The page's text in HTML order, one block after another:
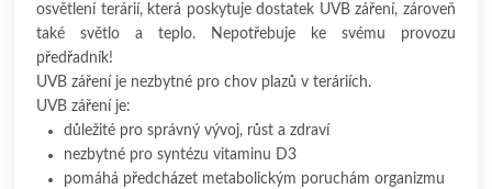
osvětlení terárií, která poskytuje dostatek UVB záření, zároveň
také světlo a teplo. Nepotřebuje ke svému provozu
předřadník!
UVB záření je nezbytné pro chov plazů v teráriích.
UVB záření je:
důležité pro správný vývoj, růst a zdraví
nezbytné pro syntézu vitaminu D3
pomáhá předcházet metabolickým poruchám organizmu